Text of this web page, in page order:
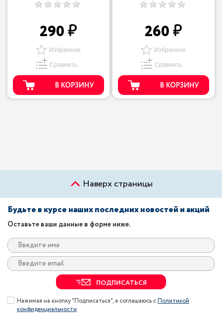
290
Избранное
Сравнить
В КОРЗИНУ
260
Избранное
Сравнить
В КОРЗИНУ
Наверх страницы
Будьте в курсе наших последних новостей и акций
Оставьте ваши данные в форме ниже.
ПОДПИСАТЬСЯ
Нажимая на кнопку "Подписаться", я соглашаюсь сПолитикой
конфиденциальности